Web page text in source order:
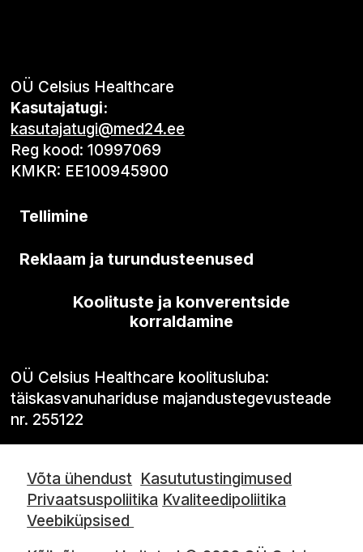
OÜ Celsius Healthcare
Kasutajatugi:
kasutajatugi@med24.ee
Reg kood: 10997069
KMKR: EE100945900
Tellimine
Reklaam ja turundusteenused
Koolituste ja konverentside
korraldamine
OÜ Celsius Healthcare koolitusluba:
täiskasvanuhariduse majandustegevusteade
nr. 255122
Võta ühendust Kasututustingimused
Privaatsuspoliitika Kvaliteedipoliitika
Veebiküpsised